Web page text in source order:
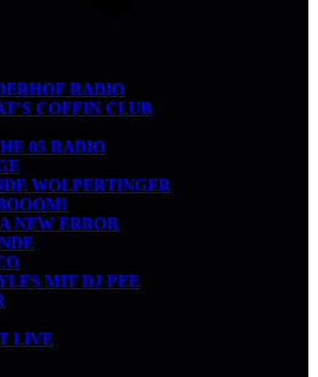
RADIO
COFFIN CLUB
05 RADIO
WOLPERTINGER
NEW ERROR
MIT DJ PEE
LIVE